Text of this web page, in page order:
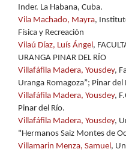
Inder. La Habana, Cuba.
Vila Machado, Mayra,
Física y Recreación
Vilaú Díaz, Luís Ángel ,
URANGA PINAR DEL RÍO
Villafáfila Madera, Yousdey,
Uranga Romagoza”; Pinar del
Villafáfila Madera, Yousdey,
Pinar del Río.
Villafáfila Madera, Yousdey,
"Hermanos Saiz Montes de
Villamarin Menza, Samuel ,